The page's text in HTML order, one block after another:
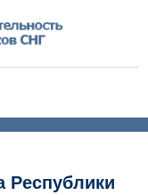
Республики